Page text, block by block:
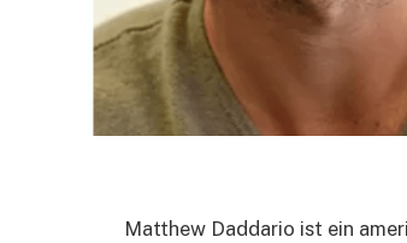
Matthew Daddario ist ein